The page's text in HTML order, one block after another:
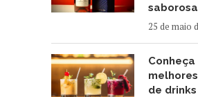
25 de maio
Conheça
de